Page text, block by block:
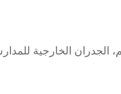
الجدران الخارجية